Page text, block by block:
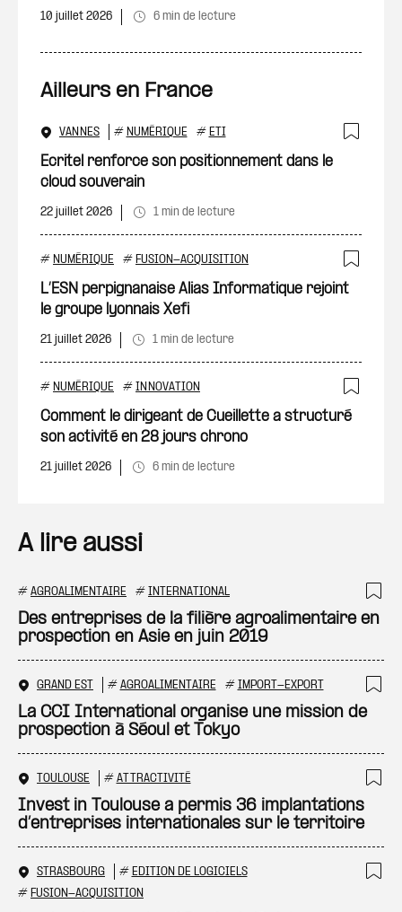
10 juillet 2026 6 min de lecture
Ailleurs en France
VANNES # NUMÉRIQUE # ETI
Ecritel renforce son positionnement dans le
cloud souverain
22 juillet 2026 1 min de lecture
# NUMÉRIQUE # FUSION-ACQUISITION
L’ESN perpignanaise Alias Informatique rejoint
le groupe lyonnais Xefi
21 juillet 2026 1 min de lecture
# NUMÉRIQUE # INNOVATION
Comment le dirigeant de Cueillette a structuré
son activité en 28 jours chrono
21 juillet 2026 6 min de lecture
A lire aussi
# AGROALIMENTAIRE # INTERNATIONAL
Des entreprises de la filière agroalimentaire en
prospection en Asie en juin 2019
GRAND EST # AGROALIMENTAIRE # IMPORT-EXPORT
La CCI International organise une mission de
prospection à Séoul et Tokyo
TOULOUSE # ATTRACTIVITÉ
Invest in Toulouse a permis 36 implantations
d’entreprises internationales sur le territoire
STRASBOURG # EDITION DE LOGICIELS
# FUSION-ACQUISITION